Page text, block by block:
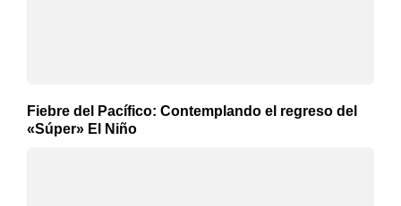
Fiebre del Pacífico: Contemplando el regreso del
«Súper» El Niño